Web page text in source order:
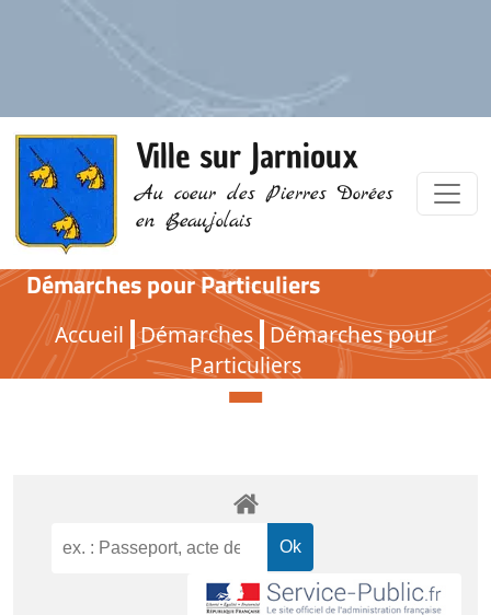
Ville sur Jarnioux
Au coeur des Pierres Dorées
en Beaujolais
Démarches pour Particuliers
Accueil Démarches Démarches pour
Particuliers
Démarches pour Particuliers